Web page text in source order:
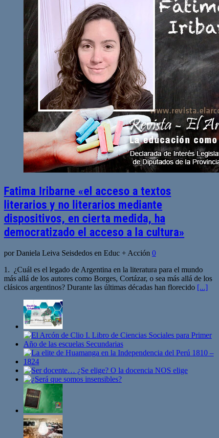
Fatima Iribarne «el acceso a textos
literarios y no literarios mediante
dispositivos, en cierta medida, ha
democratizado el acceso a la cultura»
por Daniela Leiva Seisdedos en Educ + Acción 0
1. ¿Cuál es el legado de Argentina en la literatura para el mundo
más allá de los autores como Borges, Cortázar, o sea más allá de los
clásicos argentinos? Durante las últimas décadas han florecido [...]